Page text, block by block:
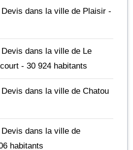
dans la ville de Plaisir -
dans la ville de Le
- 30 924 habitants
dans la ville de Chatou
dans la ville de
habitants